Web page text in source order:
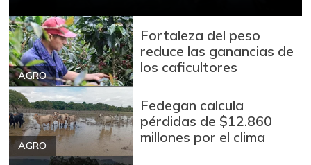
AGRO
Fortaleza del peso
reduce las ganancias de
los caficultores
AGRO
Fedegan calcula
pérdidas de $12.860
millones por el clima